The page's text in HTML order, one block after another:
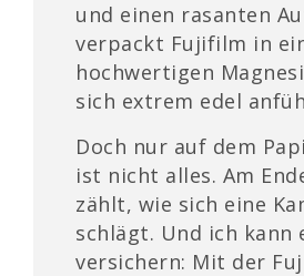
und einen rasanten
verpackt Fujifilm in
hochwertigen
sich extrem edel
Doch nur auf dem
ist nicht alles. Am
zählt, wie sich eine
schlägt. Und ich kann
versichern: Mit der